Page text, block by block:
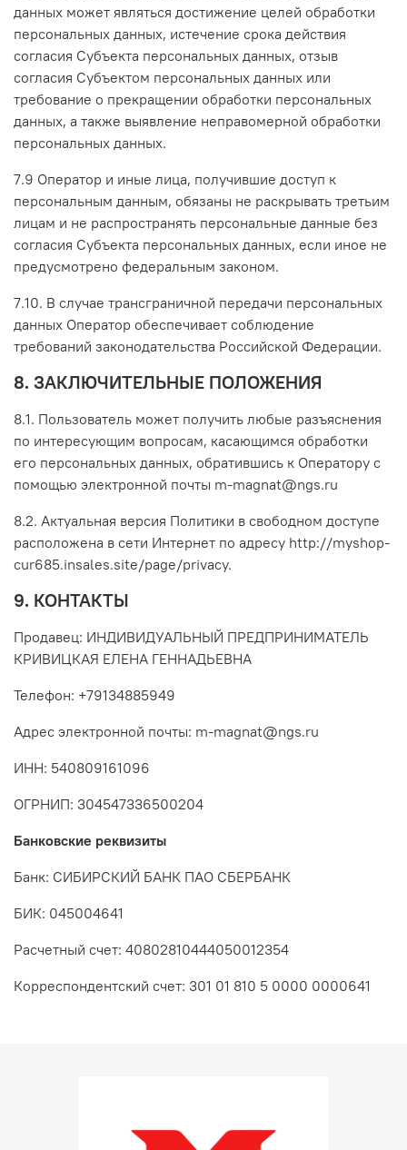
данных может являться достижение целей обработки
персональных данных, истечение срока действия
согласия Субъекта персональных данных, отзыв
согласия Субъектом персональных данных или
требование о прекращении обработки персональных
данных, а также выявление неправомерной обработки
персональных данных.
7.9 Оператор и иные лица, получившие доступ к
персональным данным, обязаны не раскрывать третьим
лицам и не распространять персональные данные без
согласия Субъекта персональных данных, если иное не
предусмотрено федеральным законом.
7.10. В случае трансграничной передачи персональных
данных Оператор обеспечивает соблюдение
требований законодательства Российской Федерации.
8. ЗАКЛЮЧИТЕЛЬНЫЕ ПОЛОЖЕНИЯ
8.1. Пользователь может получить любые разъяснения
по интересующим вопросам, касающимся обработки
его персональных данных, обратившись к Оператору с
помощью электронной почты m-magnat@ngs.ru
8.2. Актуальная версия Политики в свободном доступе
расположена в сети Интернет по адресу http://myshop-
cur685.insales.site/page/privacy.
9. КОНТАКТЫ
Продавец: ИНДИВИДУАЛЬНЫЙ ПРЕДПРИНИМАТЕЛЬ
КРИВИЦКАЯ ЕЛЕНА ГЕННАДЬЕВНА
Телефон: +79134885949
Адрес электронной почты: m-magnat@ngs.ru
ИНН: 540809161096
ОГРНИП: 304547336500204
Банковские реквизиты
Банк: СИБИРСКИЙ БАНК ПАО СБЕРБАНК
БИК: 045004641
Расчетный счет: 40802810444050012354
Корреспондентский счет: 301 01 810 5 0000 0000641